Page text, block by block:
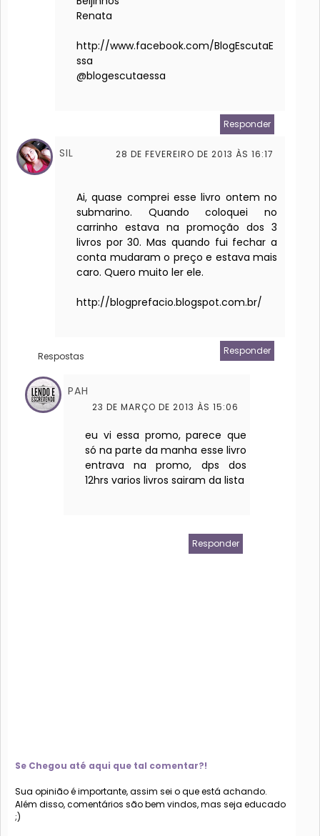
Renata
http://www.facebook.com/BlogEscutaE
ssa
@blogescutaessa
Responder
SIL 28 DE FEVEREIRO DE 2013 ÀS 16:17
Ai, quase comprei esse livro ontem no
submarino. Quando coloquei no
carrinho estava na promoção dos 3
livros por 30. Mas quando fui fechar a
conta mudaram o preço e estava mais
caro. Quero muito ler ele.
http://blogprefacio.blogspot.com.br/
Responder
Respostas
PAH
23 DE MARÇO DE 2013 ÀS 15:06
eu vi essa promo, parece que
só na parte da manha esse livro
entrava na promo, dps dos
12hrs varios livros sairam da lista
Responder
Se Chegou até aqui que tal comentar?!
Sua opinião é importante, assim sei o que está achando.
Além disso, comentários são bem vindos, mas seja educado
;)